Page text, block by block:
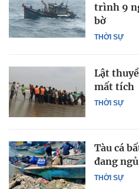
THỜI SỰ
trình 9
bờ
THỜI SỰ
Lật
mất tích
THỜI SỰ
Tàu cá
đang